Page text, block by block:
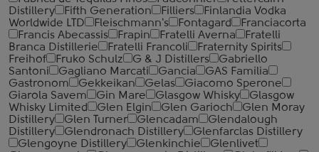
Distillery
Fifth Generation Filliers
Finlandia Vodka
Worldwide LTD
Fleischmann's Fontagard
Franciacorta
Francis Abecassis
Frapin Fratelli Averna
Fratelli
Branca Distillerie
Fratelli ‎Francoli
Fraternity Spirits
Freihof
Fruko Schulz G & J Distillers
Gabriello
Santoni
Gagliano Marcati Gancia
GAS Familia
Gastronom
Gekkeikan Gelas
Giacomo Sperone
Giarola Savem
Gin Mare Glasgow Whisky
Glasgow
Whisky Limited
Glen Elgin Glen Garioch
Glen Moray
Distillery
Glen Turner Glencadam
Glendalough
Distillery
Glendronach Distillery
Glenfarclas Distillery
Glengoyne Distillery
Glenkinchie
Glenlivet